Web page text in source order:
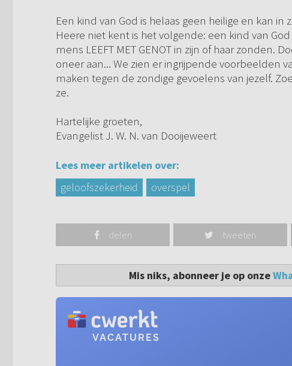
Een kind van God is helaas geen heilige en kan
Heere niet kent is het volgende: een kind van
mens LEEFT MET GENOT in zijn of haar zonden.
oneer aan... We zien er ingrijpende voorbeelden
maken tegen de zondige gevoelens van jezelf.
ze.
Hartelijke groeten,
Evangelist J. W. N. van Dooijeweert
Lees meer artikelen over:
geloofszekerheid
overspel
delen tweeten
Mis niks, abonneer je op onze